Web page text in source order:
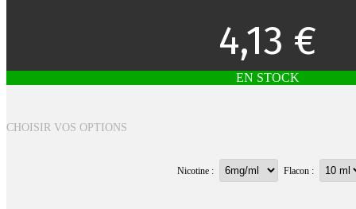
4,13 €
EN STOCK
CHOISIR VOS OPTIONS
Nicotine : Flacon :